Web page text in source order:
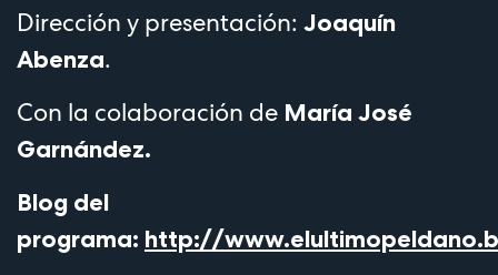
Dirección y presentación: Joaquín
Abenza.
Con la colaboración de María José
Garnández.
Blog del
programa: http://